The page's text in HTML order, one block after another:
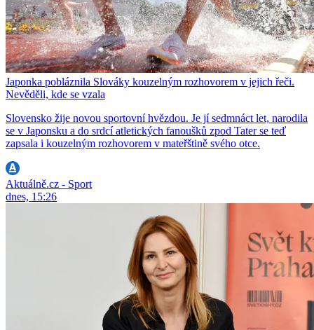
Japonka pobláznila Slováky kouzelným rozhovorem v jejich řeči.
Nevěděli, kde se vzala
Slovensko žije novou sportovní hvězdou. Je jí sedmnáct let, narodila
se v Japonsku a do srdcí atletických fanoušků zpod Tater se teď
zapsala i kouzelným rozhovorem v mateřštině svého otce.
Aktuálně.cz - Sport
dnes, 15:26